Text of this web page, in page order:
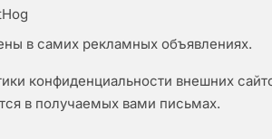
в самих рекламных объявлениях.
конфиденциальности внешних
в получаемых вами письмах.